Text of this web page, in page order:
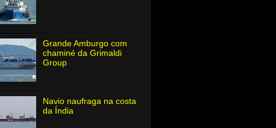
Grande Amburgo com
chaminé da Grimaldi
Group
Navio naufraga na costa
da Índia